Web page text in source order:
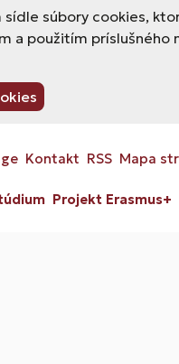
súbory cookies,
a použitím príslušného
Kontakt RSS Mapa
Projekt Erasmus+